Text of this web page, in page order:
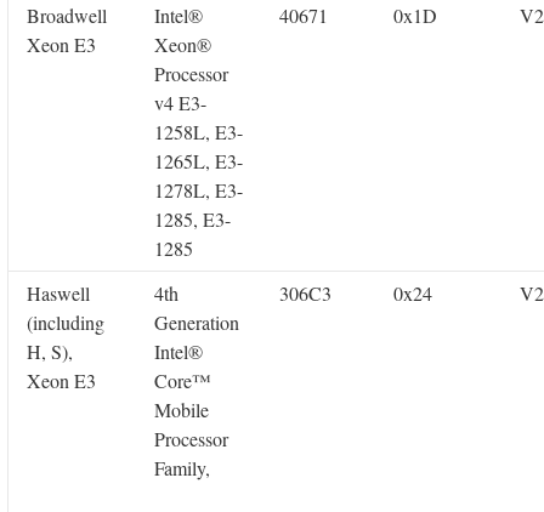
Broadwell
Xeon E3
Intel®
Xeon®
Processor
v4 E3-
1258L, E3-
1265L, E3-
1278L, E3-
1285, E3-
1285
40671 0x1D
Haswell
(including
H, S),
Xeon E3
4th
Generation
Intel®
Core™
Mobile
Processor
Family,
306C3 0x24